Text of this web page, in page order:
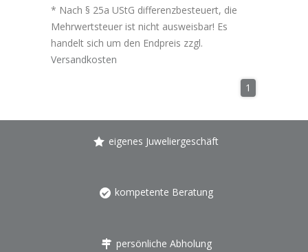
* Nach § 25a UStG differenzbesteuert, die
Mehrwertsteuer ist nicht ausweisbar! Es
handelt sich um den Endpreis zzgl.
Versandkosten
1
eigenes Juweliergeschäft
kompetente Beratung
persönliche Abholung